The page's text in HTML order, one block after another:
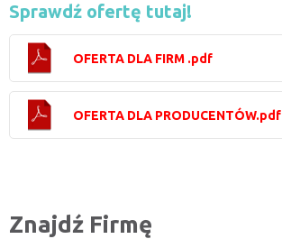
Sprawdź ofertę tutaj!
OFERTA DLA FIRM .pdf
OFERTA DLA PRODUCENTÓW.pdf
Znajdź Firmę